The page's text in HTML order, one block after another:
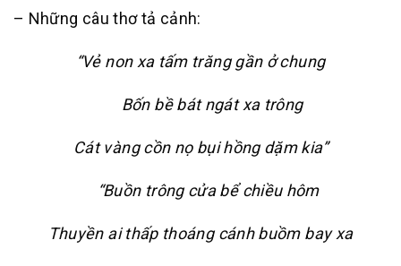
– Những câu thơ tả cảnh:
“Vẻ non xa tấm trăng gần ở chung
Bốn bề bát ngát xa trông
Cát vàng cồn nọ bụi hồng dặm kia”
“Buồn trông cửa bể chiều hôm
Thuyền ai thấp thoáng cánh buồm bay xa